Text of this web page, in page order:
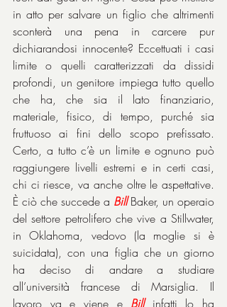
in atto per salvare un figlio che altrimenti
sconterà una pena in carcere pur
dichiarandosi innocente? Eccettuati i casi
limite o quelli caratterizzati da dissidi
profondi, un genitore impiega tutto quello
che ha, che sia il lato finanziario,
materiale, fisico, di tempo, purché sia
fruttuoso ai fini dello scopo prefissato.
Certo, a tutto c’è un limite e ognuno può
raggiungere livelli estremi e in certi casi,
chi ci riesce, va anche oltre le aspettative.
È ciò che succede a Bill Baker, un operaio
del settore petrolifero che vive a Stillwater,
in Oklahoma, vedovo (la moglie si è
suicidata), con una figlia che un giorno
ha deciso di andare a studiare
all’università francese di Marsiglia. Il
lavoro va e viene e Bill infatti lo ha